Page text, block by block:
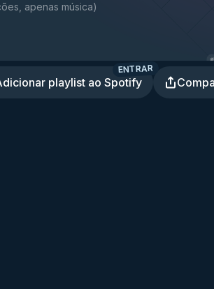
apenas música)
playlist ao Spotify
ENTRAR